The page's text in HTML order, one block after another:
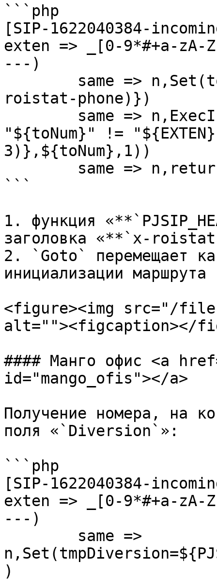
```php
[SIP-1622040384-
exten => _[0-9*#+a-
---)
roistat-phone)})
"${toNum}" !=
3)},${toNum},1))
```
1. функция
заголовка «**`x-
2. `Goto` перемещает
инициализации маршрута
<figure><img src="/
alt=""><figcaption></
#### Манго офис <a
id="mango_ofis"></a>
Получение номера, на
поля «`Diversion`»:
```php
[SIP-1622040384-
exten => _[0-9*#+a-
---)
)